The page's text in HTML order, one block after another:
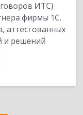
ИТС)
фирмы 1С.
аттестованных
и решений